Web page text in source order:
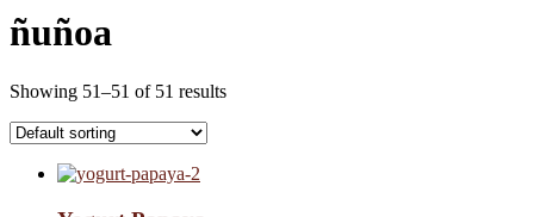
ñuñoa
Showing 51–51 of 51 results